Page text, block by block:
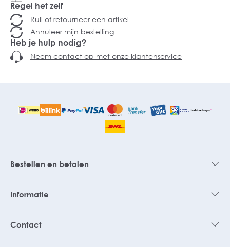
Regel het zelf
Ruil of retourneer een artikel
Annuleer mijn bestelling
Heb je hulp nodig?
Neem contact op met onze klantenservice
Bestellen en betalen
Informatie
Contact